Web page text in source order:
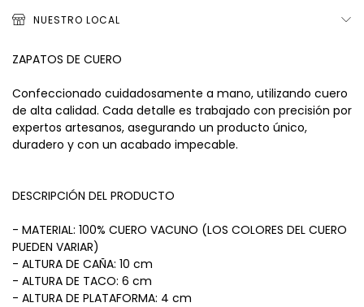
NUESTRO LOCAL
ZAPATOS DE CUERO
Confeccionado cuidadosamente a mano, utilizando cuero
de alta calidad. Cada detalle es trabajado con precisión por
expertos artesanos, asegurando un producto único,
duradero y con un acabado impecable.
DESCRIPCIÓN DEL PRODUCTO
- MATERIAL: 100% CUERO VACUNO (LOS COLORES DEL CUERO
PUEDEN VARIAR)
- ALTURA DE CAÑA: 10 cm
- ALTURA DE TACO: 6 cm
- ALTURA DE PLATAFORMA: 4 cm